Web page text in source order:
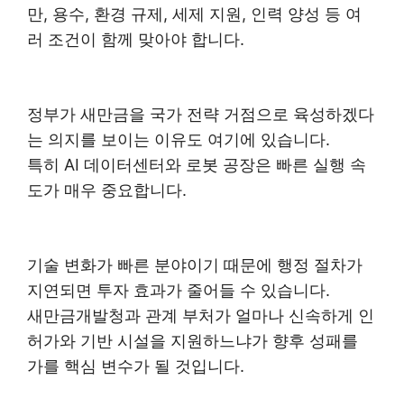
만, 용수, 환경 규제, 세제 지원, 인력 양성 등 여
러 조건이 함께 맞아야 합니다.
정부가 새만금을 국가 전략 거점으로 육성하겠다
는 의지를 보이는 이유도 여기에 있습니다.
특히 AI 데이터센터와 로봇 공장은 빠른 실행 속
도가 매우 중요합니다.
기술 변화가 빠른 분야이기 때문에 행정 절차가
지연되면 투자 효과가 줄어들 수 있습니다.
새만금개발청과 관계 부처가 얼마나 신속하게 인
허가와 기반 시설을 지원하느냐가 향후 성패를
가를 핵심 변수가 될 것입니다.